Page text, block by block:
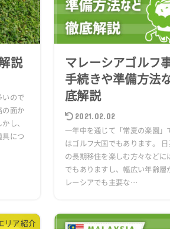
説
ので
の面か
し、
につ
マレーシアゴルフ
手続きや準備方法
底解説
2021.02.02
一年中を通じて「常夏の楽園」
はゴルフ大国でもあります。
の長期移住を楽しむ方々などに
でもありますし、幅広い年齢層
レーシアでも主要な…
リア紹介